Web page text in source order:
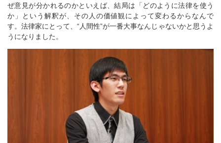
ぜ意見が分かれるのかといえば、結局は「どのように法律を使う
か」という解釈が、その人の価値観によって変わるからなんで
す。法律家にとって、“人間性”が一番大事なんじゃないかと思うよ
うになりました。